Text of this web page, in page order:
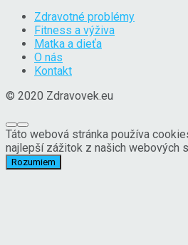
Zdravotné problémy
Fitness a výživa
Matka a dieťa
O nás
Kontakt
© 2020 Zdravovek.eu
Táto webová stránka používa
najlepší zážitok z našich webových
Rozumiem